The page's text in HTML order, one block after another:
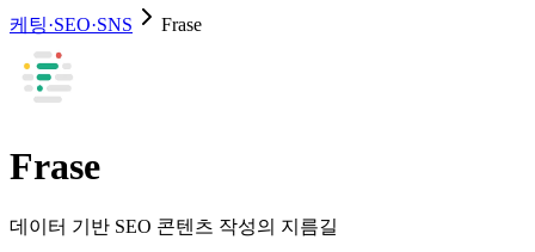
케팅·SEO·SNS
Frase
Frase
데이터 기반 SEO 콘텐츠 작성의 지름길